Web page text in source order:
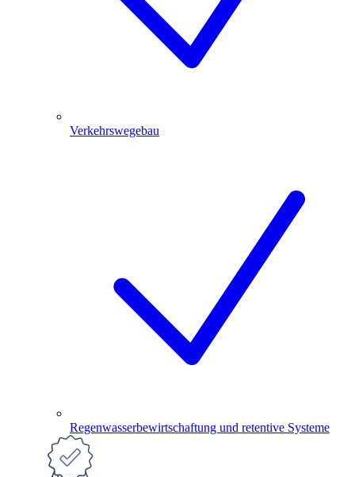
Verkehrswegebau
Regenwasserbewirtschaftung und retentive Systeme